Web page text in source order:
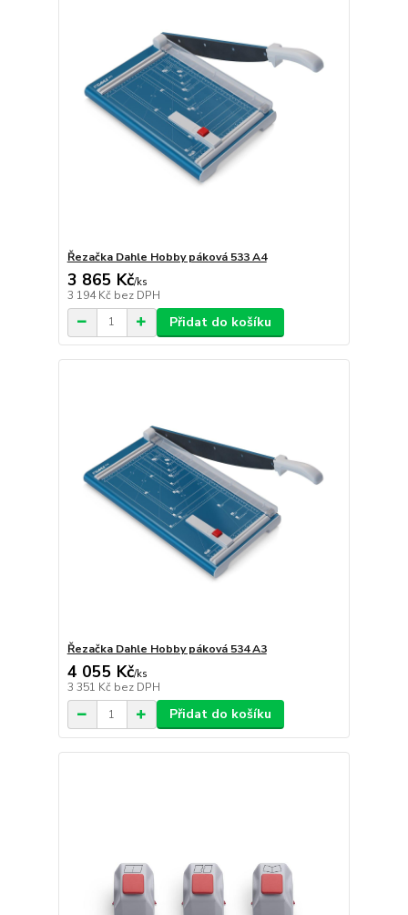
Řezačka Dahle Hobby páková 533 A4
3 865 Kč/ks
3 194 Kč bez DPH
Přidat do košíku
Řezačka Dahle Hobby páková 534 A3
4 055 Kč/ks
3 351 Kč bez DPH
Přidat do košíku